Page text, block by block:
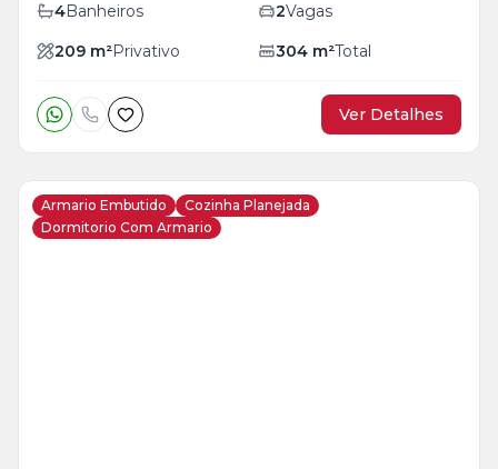
4Banheiros 2Vagas
209 m²Privativo 304 m²Total
Ver Detalhes
Armario Embutido
Cozinha Planejada
Dormitorio Com Armario